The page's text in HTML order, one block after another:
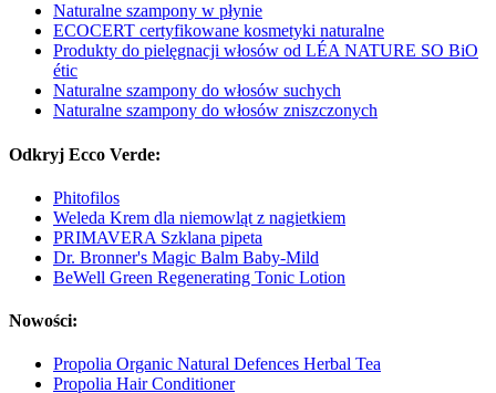
Naturalne szampony w płynie
ECOCERT certyfikowane kosmetyki naturalne
Produkty do pielęgnacji włosów od LÉA NATURE SO BiO
étic
Naturalne szampony do włosów suchych
Naturalne szampony do włosów zniszczonych
Odkryj Ecco Verde:
Phitofilos
Weleda Krem dla niemowląt z nagietkiem
PRIMAVERA Szklana pipeta
Dr. Bronner's Magic Balm Baby-Mild
BeWell Green Regenerating Tonic Lotion
Nowości:
Propolia Organic Natural Defences Herbal Tea
Propolia Hair Conditioner